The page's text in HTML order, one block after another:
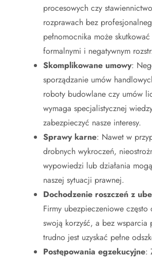
procesowych czy
rozprawach bez
pełnomocnika może skutkować
formalnymi i negatywnym
Skomplikowane umowy:
sporządzanie umów
roboty budowlane czy umów
wymaga specjalistycznej
zabezpieczyć nasze interesy.
Sprawy karne: Nawet w
drobnych wykroczeń,
wypowiedzi lub działania
naszej sytuacji prawnej.
Dochodzenie roszczeń z
Firmy ubezpieczeniowe często
swoją korzyść, a bez wsparcia
trudno jest uzyskać pełne
Postępowania egzekucyjne: